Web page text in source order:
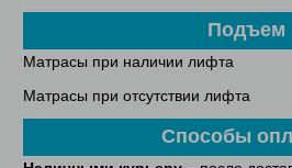
Подъем
Матрасы при наличии лифта
Матрасы при отсутствии лифта
Способы